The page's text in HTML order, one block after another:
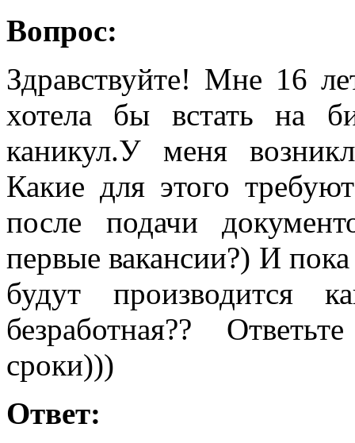
Вопрос:
Здравствуйте! Мне 16
хотела бы встать на
каникул.У меня
Какие для этого
после подачи
первые вакансии?) И
будут производится
безработная??
сроки)))
Ответ: